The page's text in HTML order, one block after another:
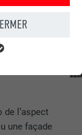
l’aspect
une façade
que le site